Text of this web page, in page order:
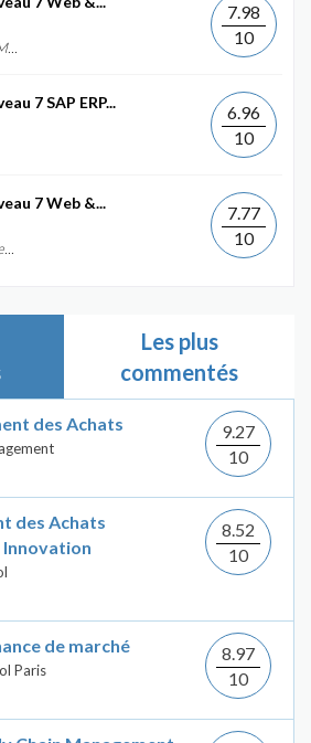
7.98
10
7 SAP ERP...
6.96
10
7 Web &...
7.77
10
Les plus
commentés
des Achats
9.27
10
des Achats
8.52
10
de marché
Paris
8.97
10